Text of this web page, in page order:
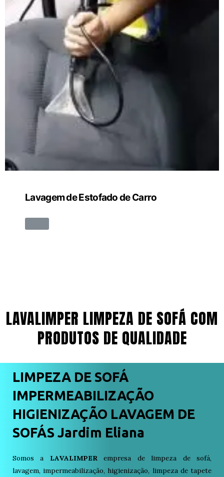
Lavagem de Estofado de Carro
LAVALIMPER LIMPEZA DE SOFÁ COM
PRODUTOS DE QUALIDADE
LIMPEZA DE SOFÁ
IMPERMEABILIZAÇÃO
HIGIENIZAÇÃO LAVAGEM DE
SOFÁS Jardim Eliana
Somos a LAVALIMPERempresa de limpeza de sofá,
lavagem, impermeabilização, higienização, limpeza de tapete